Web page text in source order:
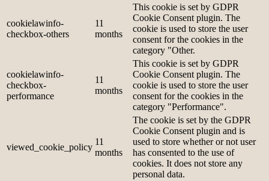
cookielawinfo-
checkbox-others
11
months
This cookie is set by GDPR
Cookie Consent plugin. The
cookie is used to store the user
consent for the cookies in the
category "Other.
cookielawinfo-
checkbox-
performance
11
months
This cookie is set by GDPR
Cookie Consent plugin. The
cookie is used to store the user
consent for the cookies in the
category "Performance".
viewed_cookie_policy
11
months
The cookie is set by the GDPR
Cookie Consent plugin and is
used to store whether or not user
has consented to the use of
cookies. It does not store any
personal data.